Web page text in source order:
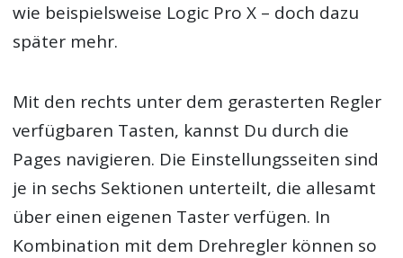
wie beispielsweise Logic Pro X – doch dazu
später mehr.
Mit den rechts unter dem gerasterten Regler
verfügbaren Tasten, kannst Du durch die
Pages navigieren. Die Einstellungsseiten sind
je in sechs Sektionen unterteilt, die allesamt
über einen eigenen Taster verfügen. In
Kombination mit dem Drehregler können so